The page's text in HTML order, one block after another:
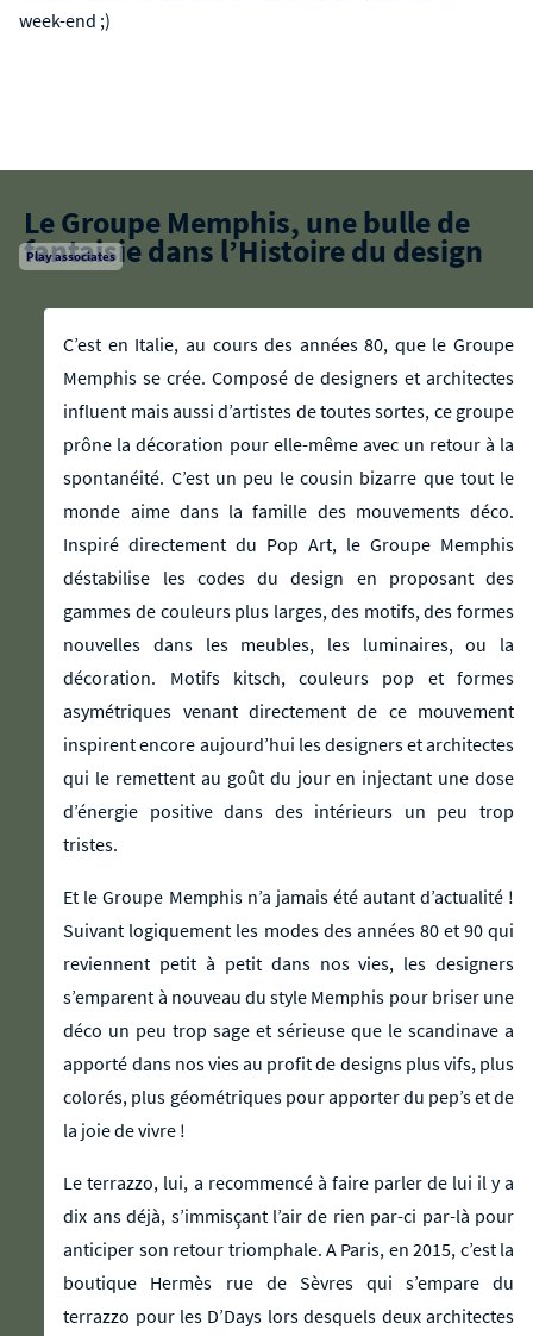
week-end ;)
Le Groupe Memphis, une bulle de
fantaisie dans l’Histoire du design
Play associates
C’est en Italie, au cours des années 80, que le Groupe
Memphis se crée. Composé de designers et architectes
influent mais aussi d’artistes de toutes sortes, ce groupe
prône la décoration pour elle-même avec un retour à la
spontanéité. C’est un peu le cousin bizarre que tout le
monde aime dans la famille des mouvements déco.
Inspiré directement du Pop Art, le Groupe Memphis
déstabilise les codes du design en proposant des
gammes de couleurs plus larges, des motifs, des formes
nouvelles dans les meubles, les luminaires, ou la
décoration. Motifs kitsch, couleurs pop et formes
asymétriques venant directement de ce mouvement
inspirent encore aujourd’hui les designers et architectes
qui le remettent au goût du jour en injectant une dose
d’énergie positive dans des intérieurs un peu trop
tristes.
Et le Groupe Memphis n’a jamais été autant d’actualité !
Suivant logiquement les modes des années 80 et 90 qui
reviennent petit à petit dans nos vies, les designers
s’emparent à nouveau du style Memphis pour briser une
déco un peu trop sage et sérieuse que le scandinave a
apporté dans nos vies au profit de designs plus vifs, plus
colorés, plus géométriques pour apporter du pep’s et de
la joie de vivre !
Le terrazzo, lui, a recommencé à faire parler de lui il y a
dix ans déjà, s’immisçant l’air de rien par-ci par-là pour
anticiper son retour triomphale. A Paris, en 2015, c’est la
boutique Hermès rue de Sèvres qui s’empare du
terrazzo pour les D’Days lors desquels deux architectes